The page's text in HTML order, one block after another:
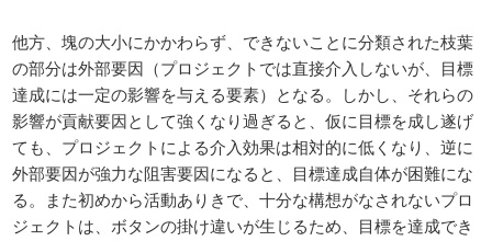
他方、塊の大小にかかわらず、できないことに分類された枝葉
の部分は外部要因（プロジェクトでは直接介入しないが、目標
達成には一定の影響を与える要素）となる。しかし、それらの
影響が貢献要因として強くなり過ぎると、仮に目標を成し遂げ
ても、プロジェクトによる介入効果は相対的に低くなり、逆に
外部要因が強力な阻害要因になると、目標達成自体が困難にな
る。また初めから活動ありきで、十分な構想がなされないプロ
ジェクトは、ボタンの掛け違いが生じるため、目標を達成でき